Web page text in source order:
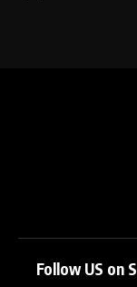
Follow US on